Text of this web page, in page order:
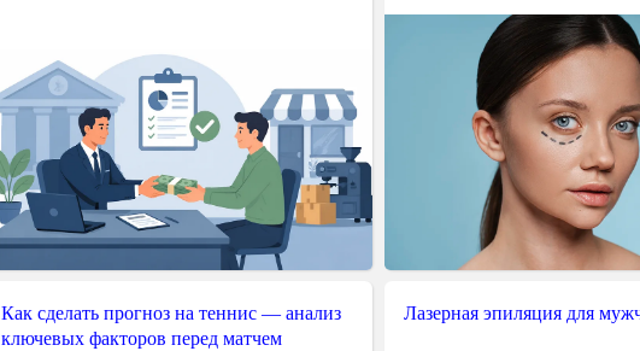
Как сделать прогноз на теннис — анализ
ключевых факторов перед матчем
Лазерная эпиляция для